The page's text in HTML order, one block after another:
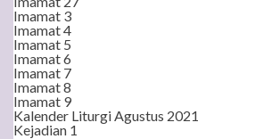
Imamat 3
Imamat 4
Imamat 5
Imamat 6
Imamat 7
Imamat 8
Imamat 9
Kalender Liturgi Agustus 2021
Kejadian 1